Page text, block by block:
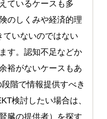
ているケースも多
のしくみや経済的理
ていないのではない
す。認知不足などか
裕がないケースもあ
階で情報提供すべき
検討したい場合は、
臓の提供者）を探す